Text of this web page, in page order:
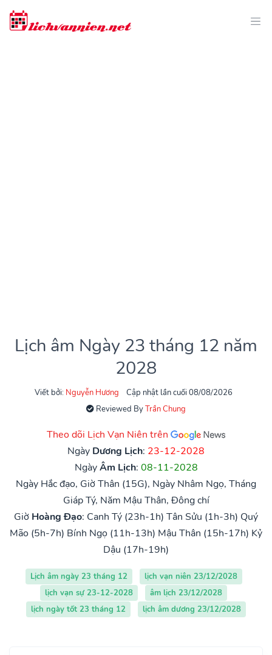
Lịch âm Ngày 23 tháng 12 năm
2028
Viết bởi: Nguyễn Hương
Cập nhật lần cuối 08/08/2026
Reviewed ByTrần Chung
Theo dõi Lịch Vạn Niên trên
Ngày Dương Lịch: 23-12-2028
NgàyÂm Lịch: 08-11-2028
Ngày Hắc đạo, Giờ Thân (15G), Ngày Nhâm Ngọ, Tháng
Giáp Tý, Năm Mậu Thân, Đông chí
Giờ Hoàng Đạo: Canh Tý (23h-1h) Tân Sửu (1h-3h) Quý
Mão (5h-7h) Bính Ngọ (11h-13h) Mậu Thân (15h-17h) Kỷ
Dậu (17h-19h)
Lịch âm ngày 23 tháng 12
lịch vạn niên 23/12/2028
lịch vạn sự 23-12-2028
âm lịch 23/12/2028
lịch ngày tốt 23 tháng 12
lịch âm dương 23/12/2028